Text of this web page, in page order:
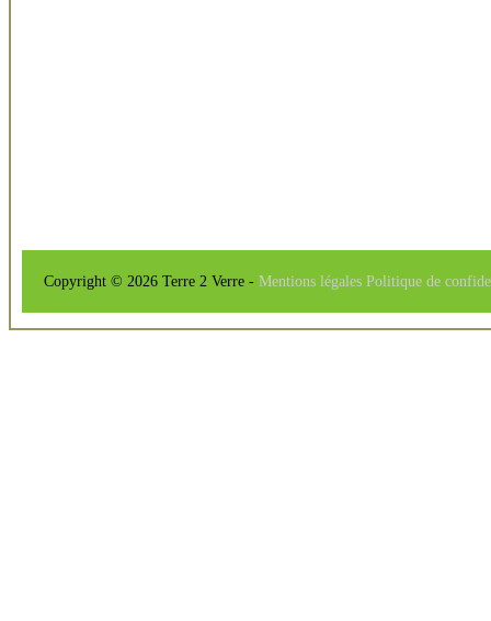
Copyright © 2026 Terre 2 Verre - Mentions légales Politique de